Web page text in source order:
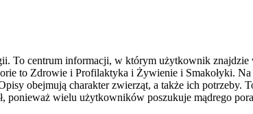
To centrum informacji, w którym użytkownik
to Zdrowie i Profilaktyka i Żywienie i Smakołyki.
obejmują charakter zwierząt, a także ich potrzeby.
ponieważ wielu użytkowników poszukuje mądrego